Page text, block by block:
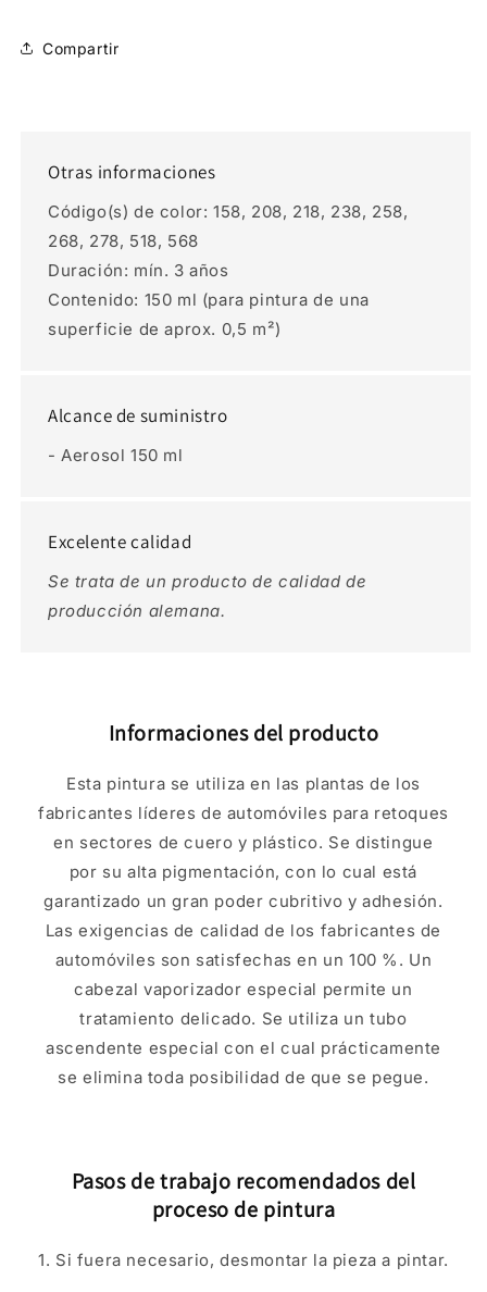
Compartir
Otras informaciones
Código(s) de color: 158, 208, 218, 238, 258,
268, 278, 518, 568
Duración: mín. 3 años
Contenido: 150 ml (para pintura de una
superficie de aprox. 0,5 m²)
Alcance de suministro
- Aerosol 150 ml
Excelente calidad
Se trata de un producto de calidad de
producción alemana.
Informaciones del producto
Esta pintura se utiliza en las plantas de los
fabricantes líderes de automóviles para retoques
en sectores de cuero y plástico. Se distingue
por su alta pigmentación, con lo cual está
garantizado un gran poder cubritivo y adhesión.
Las exigencias de calidad de los fabricantes de
automóviles son satisfechas en un 100 %. Un
cabezal vaporizador especial permite un
tratamiento delicado. Se utiliza un tubo
ascendente especial con el cual prácticamente
se elimina toda posibilidad de que se pegue.
Pasos de trabajo recomendados del
proceso de pintura
1. Si fuera necesario, desmontar la pieza a pintar.